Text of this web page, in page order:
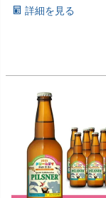
詳細を見る